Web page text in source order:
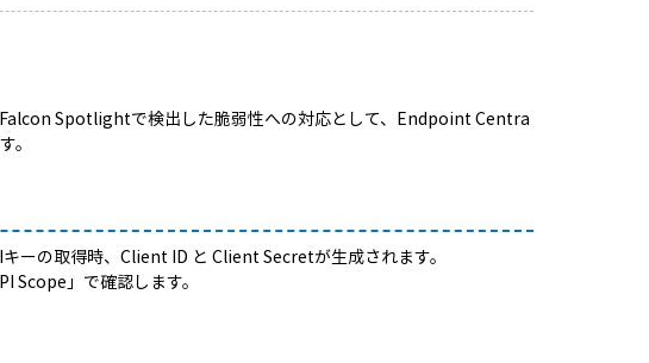
Spotlightで検出した脆弱性への対応として、Endpoint Centra
。
キーの取得時、Client ID と Client Secretが生成されます。
Scope」で確認します。